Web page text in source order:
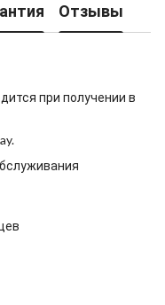
Отзывы
при получении в